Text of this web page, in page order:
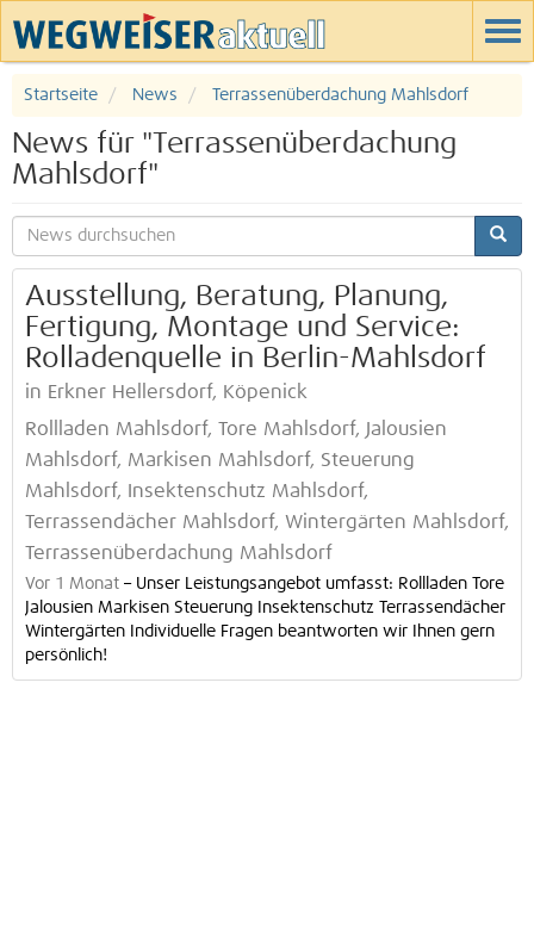
Startseite News Terrassenüberdachung Mahlsdorf
News für "Terrassenüberdachung
Mahlsdorf"
Ausstellung, Beratung, Planung,
Fertigung, Montage und Service:
Rolladenquelle in Berlin-Mahlsdorf
in Erkner Hellersdorf, Köpenick
Rollladen Mahlsdorf, Tore Mahlsdorf, Jalousien
Mahlsdorf, Markisen Mahlsdorf, Steuerung
Mahlsdorf, Insektenschutz Mahlsdorf,
Terrassendächer Mahlsdorf, Wintergärten Mahlsdorf,
Terrassenüberdachung Mahlsdorf
Vor 1 Monat – Unser Leistungsangebot umfasst: Rollladen Tore
Jalousien Markisen Steuerung Insektenschutz Terrassendächer
Wintergärten Individuelle Fragen beantworten wir Ihnen gern
persönlich!